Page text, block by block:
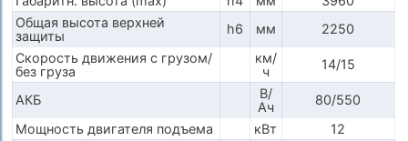
Общая высота верхней
защиты
h6 мм
2250
Скорость движения с грузом/
без груза
км/
ч
14/15
АКБ
В/
Ач
80/550
Мощность двигателя подъема
кВт
12